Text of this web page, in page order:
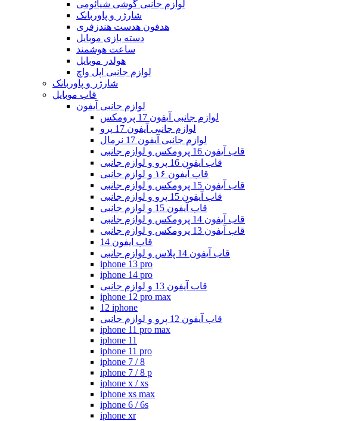
لوازم جانبی گوشی شیائومی
شارژر و پاوربانک
هدفون هدست هندزفری
دسته بازی موبایل
ساعت هوشمند
هولدر موبایل
لوازم جانبی اپل واچ
شارژر و پاوربانک
قاب موبایل
لوازم جانبی آیفون
لوازم جانبی آیفون 17 پرومکس
لوازم جانبی آیفون 17 پرو
لوازم جانبی آیفون 17 نرمال
قاب آیفون 16 پرومکس و لوازم جانبی
قاب ایفون 16 پرو و لوازم جانبی
قاب آیفون ۱۶ و لوازم جانبی
قاب آیفون 15 پرومکس و لوازم جانبی
قاب آیفون 15 پرو و لوازم جانبی
قاب آیفون 15 و لوازم جانبی
قاب آیفون 14 پرومکس و لوازم جانبی
قاب آیفون 13 پرومکس و لوازم جانبی
قاب ایفون 14
قاب آیفون 14 پلاس و لوازم جانبی
iphone 13 pro
iphone 14 pro
قاب آیفون 13 و لوازم جانبی
iphone 12 pro max
12 iphone
قاب آیفون 12 پرو و لوازم جانبی
iphone 11 pro max
iphone 11
iphone 11 pro
iphone 7 / 8
iphone 7 / 8 p
iphone x / xs
iphone xs max
iphone 6 / 6s
iphone xr